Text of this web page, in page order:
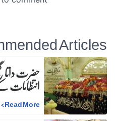
Articles
حضرت داتا
Read More
>